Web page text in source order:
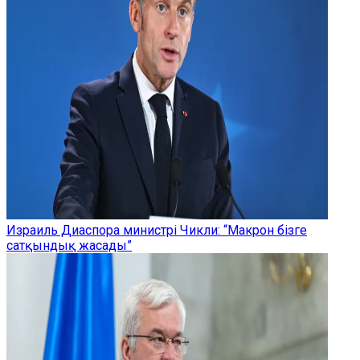
Израиль Диаспора министрі Чикли: “Макрон бізге
сатқындық жасады”